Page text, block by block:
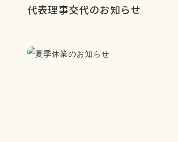
代表理事交代のお知らせ